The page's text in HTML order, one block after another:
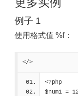
例子 1
使用格式值 %f：
</>
<?php
$num1 =